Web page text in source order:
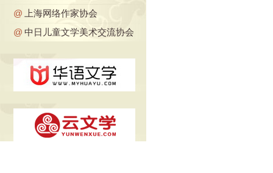
@
上海网络作家协会
@ 中日儿童文学美术交流协会